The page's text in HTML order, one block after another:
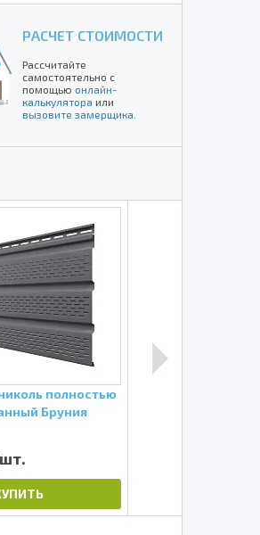
РАСЧЕТ СТОИМОСТИ
Рассчитайте
самостоятельно с
помощью онлайн-
калькулятора или
вызовите замерщика
полностью
Бруния